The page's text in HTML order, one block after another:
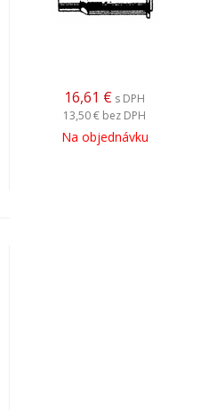
16,61 € s DPH
13,50 € bez DPH
Na objednávku